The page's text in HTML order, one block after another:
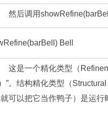
后调用
Bell
是一个精化类型（
”。结构精化类型（
可以把它当作鸭子）是运行